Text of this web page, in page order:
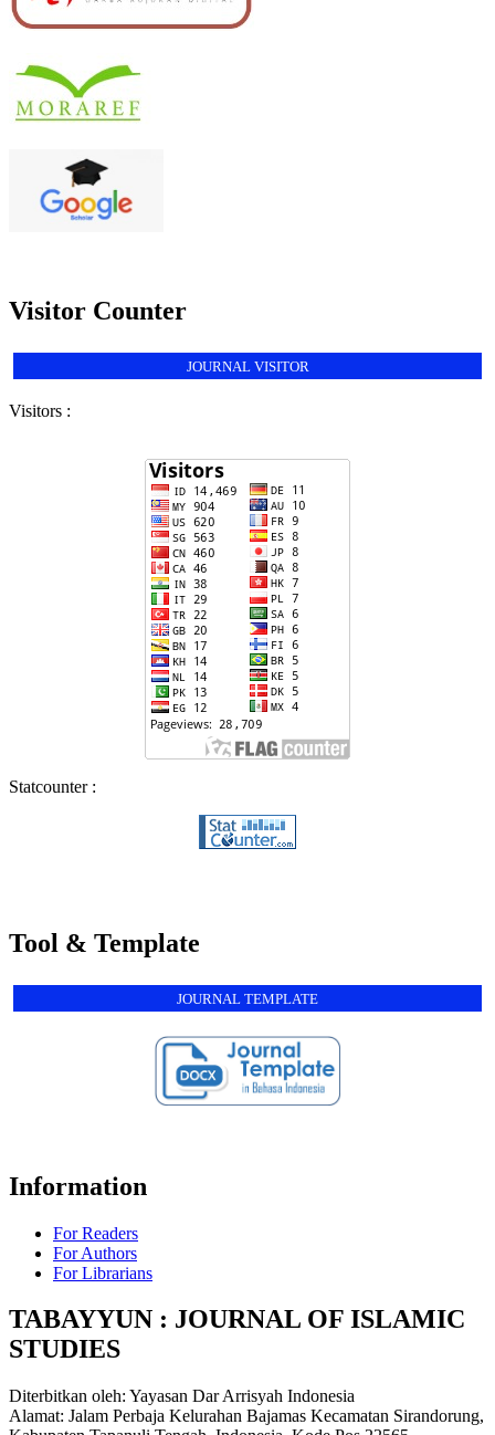
Visitor Counter
JOURNAL VISITOR
Visitors :
Statcounter :
Tool & Template
JOURNAL TEMPLATE
Information
For Readers
For Authors
For Librarians
TABAYYUN : JOURNAL OF ISLAMIC
STUDIES
Diterbitkan oleh: Yayasan Dar Arrisyah Indonesia
Alamat: Jalam Perbaja Kelurahan Bajamas Kecamatan Sirandorung,